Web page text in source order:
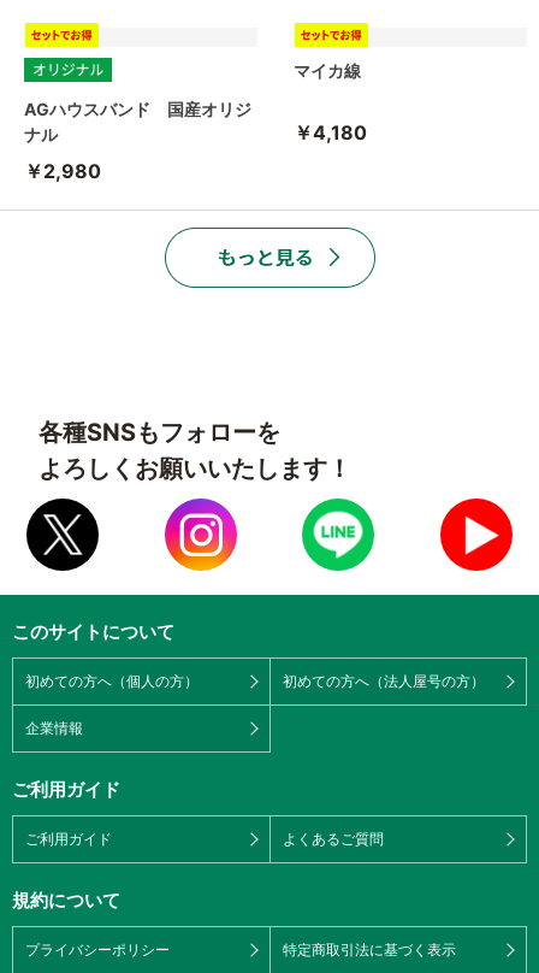
AGハウスバンド 国産オリジ
ナル
￥2,980
マイカ線
￥4,180
各種SNSもフォローを
よろしくお願いいたします！
このサイトについて
初めての方へ（個人の方） 初めての方へ（法人屋号の方）
企業情報
ご利用ガイド
ご利用ガイド よくあるご質問
規約について
プライバシーポリシー 特定商取引法に基づく表示